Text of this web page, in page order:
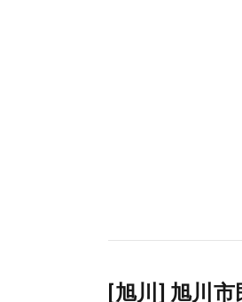
[旭川] 旭川